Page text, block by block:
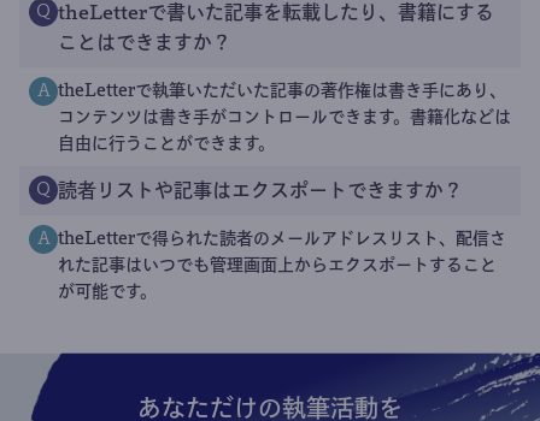
Q theLetterで書いた記事を転載したり、書籍にする
ことはできますか？
A theLetterで執筆いただいた記事の著作権は書き手にあり、
コンテンツは書き手がコントロールできます。書籍化などは
自由に行うことができます。
Q 読者リストや記事はエクスポートできますか？
A theLetterで得られた読者のメールアドレスリスト、配信さ
れた記事はいつでも管理画面上からエクスポートすること
が可能です。
あなただけの執筆活動を